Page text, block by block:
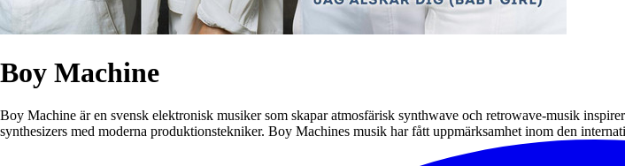
Boy Machine
Boy Machine är en svensk elektronisk musiker som skapar atmosfärisk synthwave och retrowave-musik
synthesizers med moderna produktionstekniker. Boy Machines musik har fått uppmärksamhet inom den